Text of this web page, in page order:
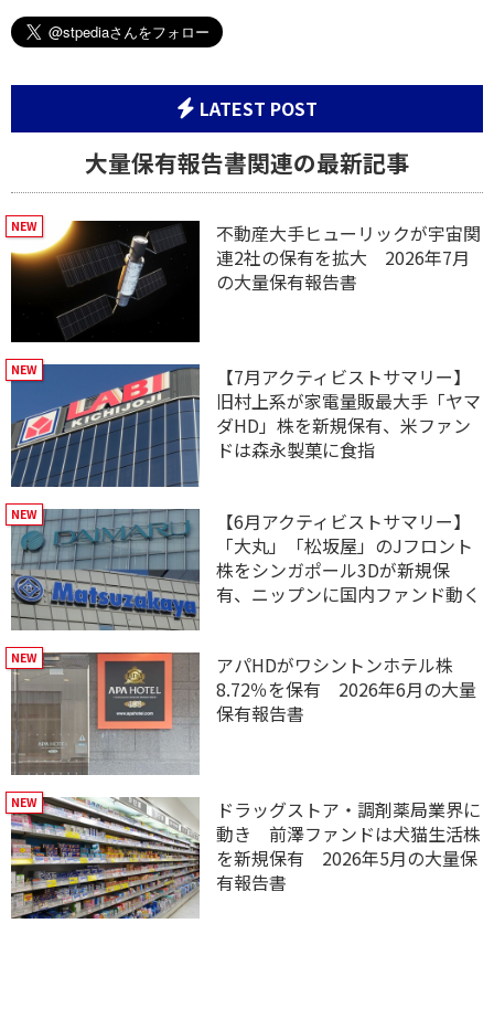
LATEST POST
大量保有報告書関連の最新記事
不動産大手ヒューリックが宇宙関
連2社の保有を拡大 2026年7月
の大量保有報告書
【7月アクティビストサマリー】
旧村上系が家電量販最大手「ヤマ
ダHD」株を新規保有、米ファン
ドは森永製菓に食指
【6月アクティビストサマリー】
「大丸」「松坂屋」のJフロント
株をシンガポール3Dが新規保
有、ニップンに国内ファンド動く
アパHDがワシントンホテル株
8.72％を保有 2026年6月の大量
保有報告書
ドラッグストア・調剤薬局業界に
動き 前澤ファンドは犬猫生活株
を新規保有 2026年5月の大量保
有報告書